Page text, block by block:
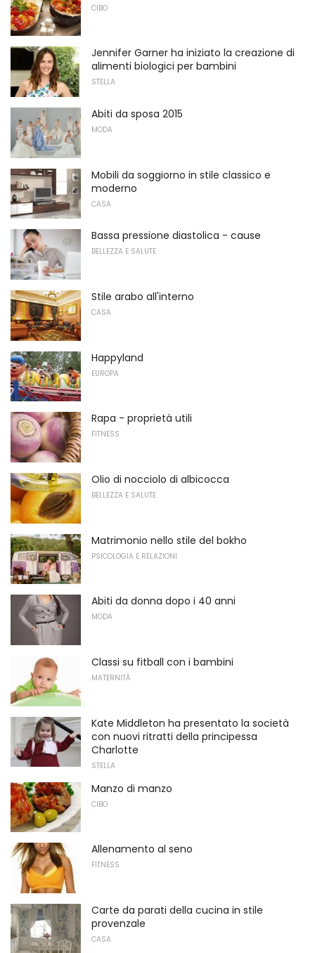
CIBO
Jennifer Garner ha iniziato la creazione di
alimenti biologici per bambini
STELLA
Abiti da sposa 2015
MODA
Mobili da soggiorno in stile classico e
moderno
CASA
Bassa pressione diastolica - cause
BELLEZZA E SALUTE
Stile arabo all'interno
CASA
Happyland
EUROPA
Rapa - proprietà utili
FITNESS
Olio di nocciolo di albicocca
BELLEZZA E SALUTE
Matrimonio nello stile del bokho
PSICOLOGIA E RELAZIONI
Abiti da donna dopo i 40 anni
MODA
Classi su fitball con i bambini
MATERNITÀ
Kate Middleton ha presentato la società
con nuovi ritratti della principessa
Charlotte
STELLA
Manzo di manzo
CIBO
Allenamento al seno
FITNESS
Carte da parati della cucina in stile
provenzale
CASA